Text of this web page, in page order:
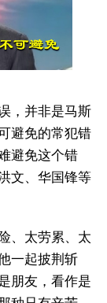
，并非是马斯
避免的常犯错
避免这个错
文、华国锋等
、太劳累、太
一起披荆斩
朋友，看作是